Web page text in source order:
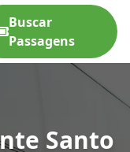
Buscar
Passagens
Santo